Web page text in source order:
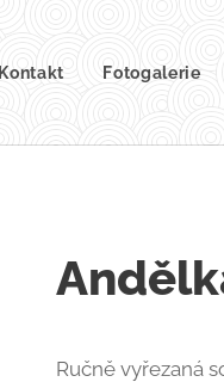
Kontakt Fotogalerie
Ručně vyřezaná